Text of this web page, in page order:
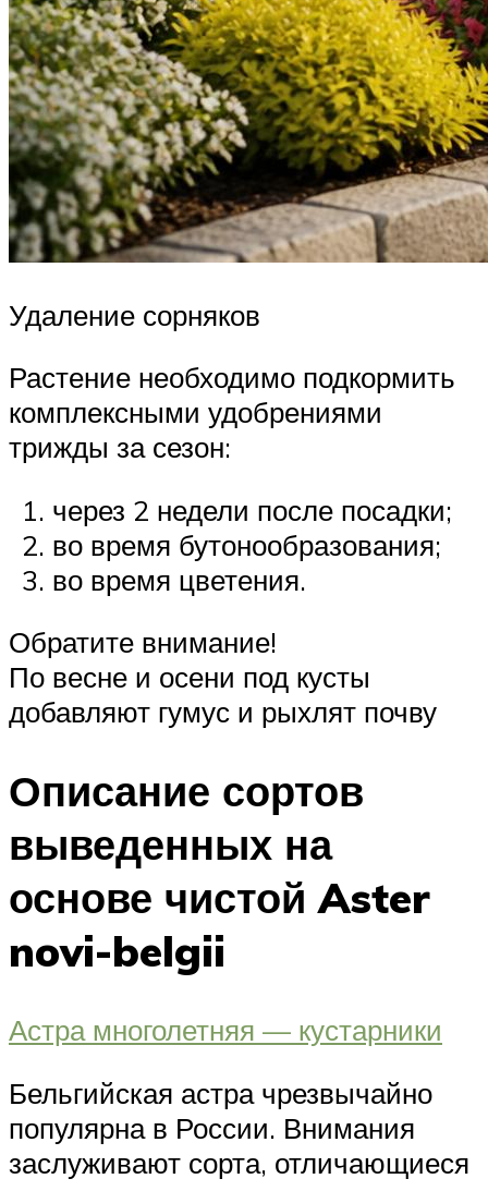
Удаление сорняков
Растение необходимо подкормить
комплексными удобрениями
трижды за сезон:
через 2 недели после посадки;
во время бутонообразования;
во время цветения.
Обратите внимание!
По весне и осени под кусты
добавляют гумус и рыхлят почву
Описание сортов
выведенных на
основе чистой Aster
novi-belgii
Астра многолетняя — кустарники
Бельгийская астра чрезвычайно
популярна в России. Внимания
заслуживают сорта, отличающиеся